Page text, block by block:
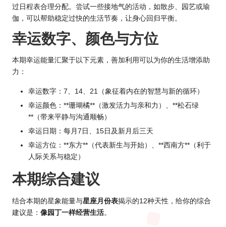
过日程表合理分配。尝试一些接地气的活动，如散步、园艺或瑜
伽，可以帮助稳定过快的生活节奏，让身心回归平衡。
幸运数字、颜色与方位
本期幸运能量汇聚于以下元素，善加利用可以为你的生活增添助
力：
幸运数字：7、14、21（象征着内在的智慧与新的循环）
幸运颜色：**珊瑚橘**（激发活力与亲和力）、**松石绿
**（带来平静与沟通顺畅）
幸运日期：每月7日、15日及新月后三天
幸运方位：**东方**（代表新生与开始）、**西南方**（利于
人际关系与稳定）
本期综合建议
结合本期的星象能量与星座月份表揭示的12种天性，给你的综合
建议是： 像园丁一样经营生活。